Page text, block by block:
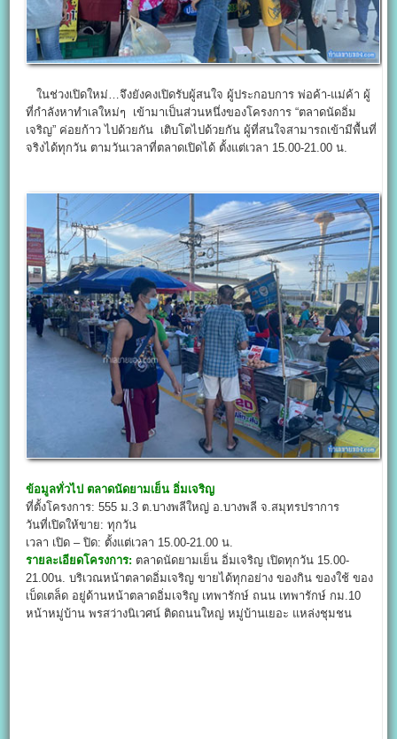
ในช่วงเปิดใหม่…จึงยังคงเปิดรับผู้สนใจ ผู้ประกอบการ พ่อค้า-แม่ค้า ผู้
ที่กำลังหาทำเลใหม่ๆ เข้ามาเป็นส่วนหนึ่งของโครงการ “ตลาดนัดอิ่ม
เจริญ” ค่อยก้าว ไปด้วยกัน เติบโตไปด้วยกัน ผู้ที่สนใจสามารถเข้ามีพื้นที่
จริงได้ทุกวัน ตามวันเวลาที่ตลาดเปิดได้ ตั้งแต่เวลา 15.00-21.00 น.
ข้อมูลทั่วไป ตลาดนัดยามเย็น อิ่มเจริญ
ที่ตั้งโครงการ: 555 ม.3 ต.บางพลีใหญ่ อ.บางพลี จ.สมุทรปราการ
วันที่เปิดให้ขาย: ทุกวัน
เวลา เปิด – ปิด: ตั้งแต่เวลา 15.00-21.00 น.
รายละเอียดโครงการ: ตลาดนัดยามเย็น อิ่มเจริญ เปิดทุกวัน 15.00-
21.00น. บริเวณหน้าตลาดอิ่มเจริญ ขายได้ทุกอย่าง ของกิน ของใช้ ของ
เบ็ดเตล็ด อยู่ด้านหน้าตลาดอิ่มเจริญ เทพารักษ์ ถนน เทพารักษ์ กม.10
หน้าหมู่บ้าน พรสว่างนิเวศน์ ติดถนนใหญ่ หมู่บ้านเยอะ แหล่งชุมชน